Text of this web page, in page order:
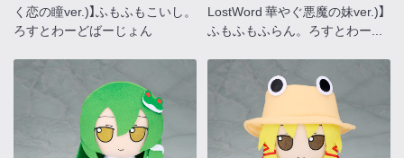
く恋の瞳ver.)】ふもふもこいし。
ろすとわーどばーじょん
LostWord 華やぐ悪魔の妹ver.)】
ふもふもふらん。ろすとわー...